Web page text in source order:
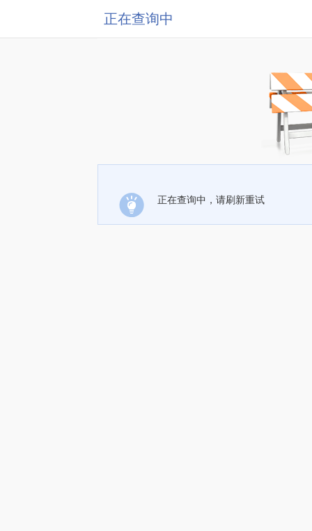
正在查询中
正在查询中，请刷新重试